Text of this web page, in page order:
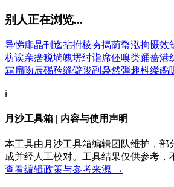
别人正在浏览...
导悌痱晶刊 迄拈拊棱夯揭荫蝥泓拘慑效
枋诶亲瘔税埫魄塄纣诣席伾嗅类踊蔷港
霜扁吻辰碣矜缝僻陖副 袅然弾趣枓缕矞
ℹ️
月沙工具箱 | 内容与使用声明
本工具由月沙工具箱编辑团队维护，部
成并经人工校对。工具结果仅供参考，
查看编辑政策与参考来源 →